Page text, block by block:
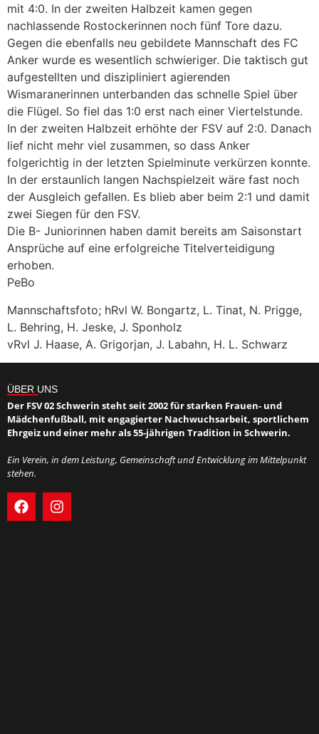
mit 4:0. In der zweiten Halbzeit kamen gegen
nachlassende Rostockerinnen noch fünf Tore dazu.
Gegen die ebenfalls neu gebildete Mannschaft des FC
Anker wurde es wesentlich schwieriger. Die taktisch gut
aufgestellten und diszipliniert agierenden
Wismaranerinnen unterbanden das schnelle Spiel über
die Flügel. So fiel das 1:0 erst nach einer Viertelstunde.
In der zweiten Halbzeit erhöhte der FSV auf 2:0. Danach
lief nicht mehr viel zusammen, so dass Anker
folgerichtig in der letzten Spielminute verkürzen konnte.
In der erstaunlich langen Nachspielzeit wäre fast noch
der Ausgleich gefallen. Es blieb aber beim 2:1 und damit
zwei Siegen für den FSV.
Die B- Juniorinnen haben damit bereits am Saisonstart
Ansprüche auf eine erfolgreiche Titelverteidigung
erhoben.
PeBo
Mannschaftsfoto; hRvl W. Bongartz, L. Tinat, N. Prigge,
L. Behring, H. Jeske, J. Sponholz
vRvl J. Haase, A. Grigorjan, J. Labahn, H. L. Schwarz
ÜBER UNS
Der FSV 02 Schwerin steht seit 2002 für starken Frauen- und
Mädchenfußball, mit engagierter Nachwuchsarbeit, sportlichem
Ehrgeiz und einer mehr als 55-jährigen Tradition in Schwerin.
Ein Verein, in dem Leistung, Gemeinschaft und Entwicklung im Mittelpunkt
stehen.